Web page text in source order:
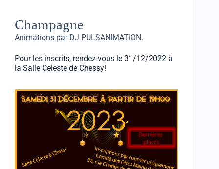
Champagne
Animations par DJ PULSANIMATION.
Pour les inscrits, rendez-vous le 31/12/2022 à
la Salle Celeste de Chessy!